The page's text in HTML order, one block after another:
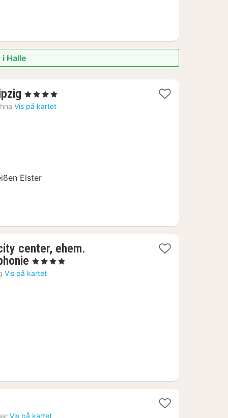
Halle
3
netter
, 4 Stjerner
Vis på kartet
Elster
center, ehem.
1
natt
, 4 Stjerner
Vis på kartet
Vis på kartet